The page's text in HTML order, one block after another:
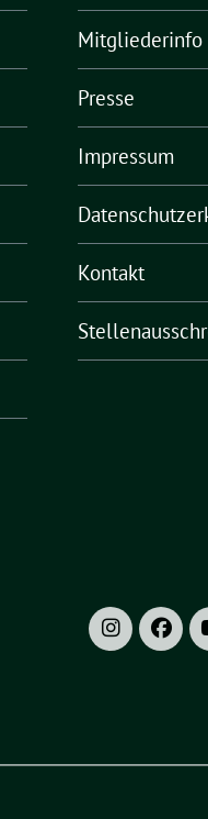
Mitgliederinfo
Presse
Impressum
Kontakt